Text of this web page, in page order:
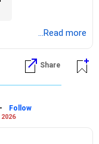
every year.
future.
greater confidence
...Read more
Share
-
Follow